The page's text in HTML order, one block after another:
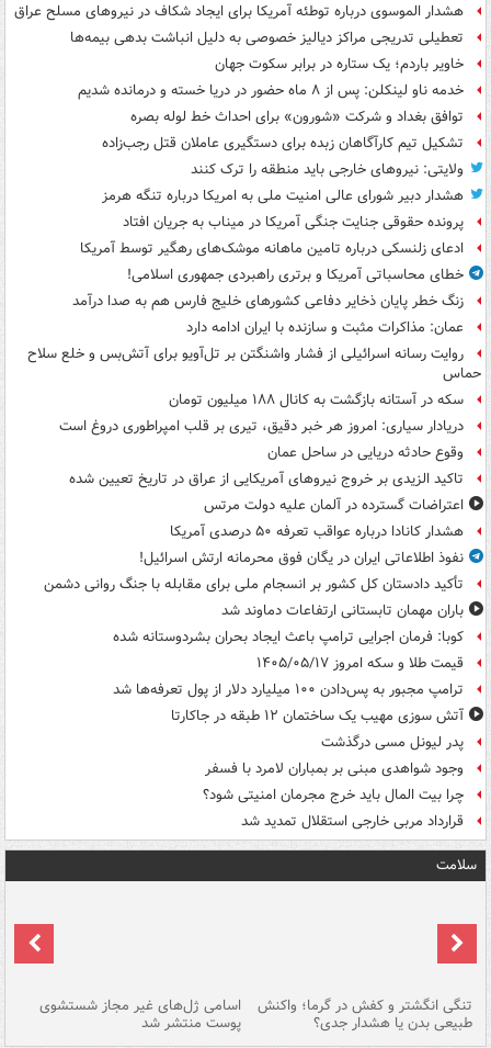
هشدار الموسوی درباره توطئه آمریکا برای ایجاد شکاف در نیروهای مسلح عراق
تعطیلی تدریجی مراکز دیالیز خصوصی به دلیل انباشت بدهی بیمه‌ها
خاویر باردم؛ یک ستاره در برابر سکوت جهان
خدمه ناو لینکلن: پس از ۸ ماه حضور در دریا خسته و درمانده‌ شدیم
توافق بغداد و شرکت «شورون» برای احداث خط لوله بصره
تشکیل تیم کارآگاهان زبده برای دستگیری عاملان قتل رجب‌زاده
ولایتی: نیروهای خارجی باید منطقه را ترک کنند
هشدار دبیر شورای عالی امنیت ملی به امریکا درباره تنگه هرمز
پرونده حقوقی جنایت جنگی آمریکا در میناب به جریان افتاد
ادعای زلنسکی درباره تامین ماهانه موشک‌های رهگیر توسط آمریکا
خطای محاسباتی آمریکا و برتری راهبردی جمهوری اسلامی!
زنگ خطر پایان ذخایر دفاعی کشورهای خلیج فارس هم به صدا درآمد
عمان: مذاکرات مثبت و سازنده با ایران ادامه دارد
روایت رسانه اسرائیلی از فشار واشنگتن بر تل‌آویو برای آتش‌بس و خلع سلاح
حماس
سکه در آستانه بازگشت به کانال ۱۸۸ میلیون تومان
دریادار سیاری: امروز هر خبر دقیق، تیری بر قلب امپراطوری دروغ است
وقوع حادثه دریایی در ساحل عمان
تاکید الزیدی بر خروج نیروهای آمریکایی از عراق در تاریخ تعیین شده
اعتراضات گسترده در آلمان علیه دولت مرتس
هشدار کانادا درباره عواقب تعرفه ۵۰ درصدی آمریکا
نفوذ اطلاعاتی ایران در یگان فوق محرمانه ارتش اسرائیل!
تأکید دادستان کل کشور بر انسجام ملی برای مقابله با جنگ روانی دشمن
باران مهمان تابستانی ارتفاعات دماوند شد
کوبا: فرمان اجرایی ترامپ باعث ایجاد بحران بشردوستانه شده
قیمت طلا و سکه امروز ۱۴۰۵/۰۵/۱۷
ترامپ مجبور به پس‌دادن ۱۰۰ میلیارد دلار از پول تعرفه‌ها شد
آتش سوزی مهیب یک ساختمان ۱۲ طبقه در جاکارتا
پدر لیونل مسی درگذشت
وجود شواهدی مبنی بر بمباران لامرد با فسفر
چرا بیت المال باید خرج مجرمان امنیتی شود؟
قرارداد مربی خارجی استقلال تمدید شد
سلامت
تنگی انگشتر و کفش در گرما؛ واکنش
طبیعی بدن یا هشدار جدی؟
اسامی ژل‌های غیر مجاز شستشوی
پوست منتشر شد